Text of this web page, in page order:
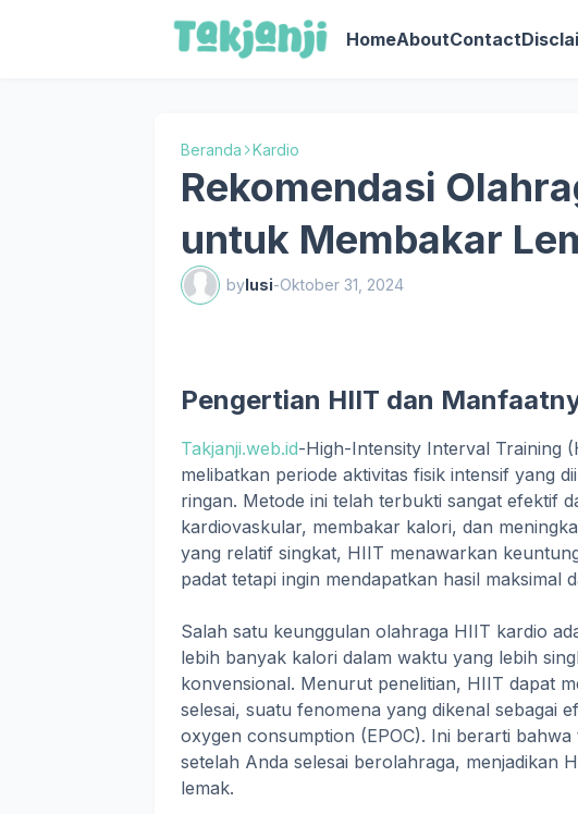
HomeAboutContact
Beranda Kardio
Rekomendasi
untuk Membakar
bylusi-Oktober 31, 2024
Pengertian HIIT dan
Takjanji.web.id-High-Intensity Interval Training
melibatkan periode aktivitas fisik intensif yang
ringan. Metode ini telah terbukti sangat efektif
kardiovaskular, membakar kalori, dan
yang relatif singkat, HIIT menawarkan
padat tetapi ingin mendapatkan hasil maksimal
Salah satu keunggulan olahraga HIIT kardio
lebih banyak kalori dalam waktu yang lebih
konvensional. Menurut penelitian, HIIT dapat
selesai, suatu fenomena yang dikenal sebagai
oxygen consumption (EPOC). Ini berarti
setelah Anda selesai berolahraga, menjadikan
lemak.